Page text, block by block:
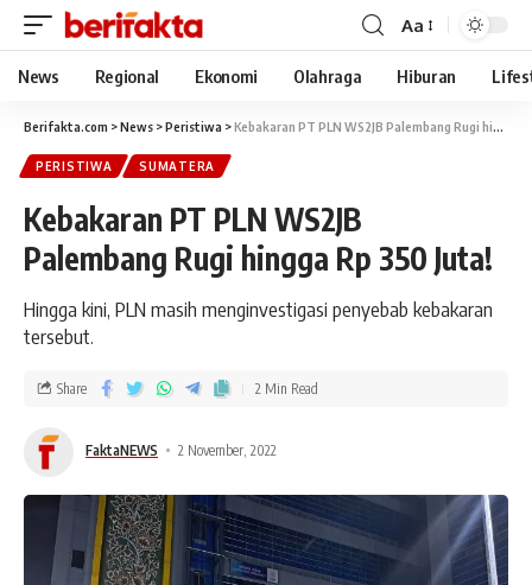
Aa
News Regional Ekonomi Olahraga Hiburan
Berifakta.com >News >Peristiwa >Kebakaran PT PLN WS2JB Palembang Rugi hingga Rp 350 Juta!
PERISTIWA SUMATERA
Kebakaran PT PLN WS2JB
Palembang Rugi hingga Rp 350 Juta!
Hingga kini, PLN masih menginvestigasi penyebab kebakaran
tersebut.
FaktaNEWS 2 November, 2022
Share 2 Min Read